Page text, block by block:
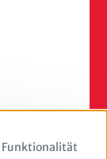
Funktionalität